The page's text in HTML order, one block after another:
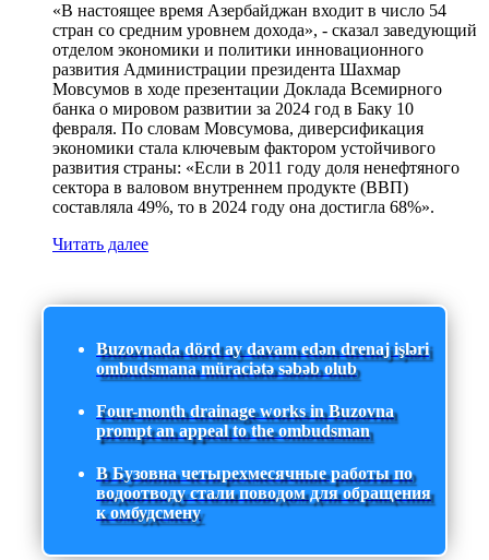
«В настоящее время Азербайджан входит в число 54
стран со средним уровнем дохода», - сказал заведующий
отделом экономики и политики инновационного
развития Администрации президента Шахмар
Мовсумов в ходе презентации Доклада Всемирного
банка о мировом развитии за 2024 год в Баку 10
февраля. По словам Мовсумова, диверсификация
экономики стала ключевым фактором устойчивого
развития страны: «Если в 2011 году доля ненефтяного
сектора в валовом внутреннем продукте (ВВП)
составляла 49%, то в 2024 году она достигла 68%».
Читать далее
Buzovnada dörd ay davam edən drenaj işləri
ombudsmana müraciətə səbəb olub
Four-month drainage works in Buzovna
prompt an appeal to the ombudsman
В Бузовна четырехмесячные работы по
водоотводу стали поводом для обращения
к омбудсмену